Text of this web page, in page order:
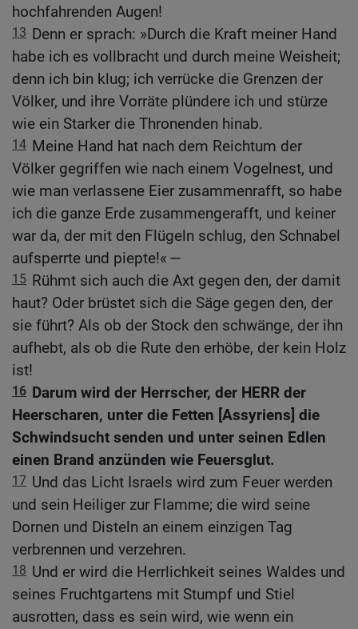
hochfahrenden Augen!
13 Denn er sprach: »Durch die Kraft meiner Hand
habe ich es vollbracht und durch meine Weisheit;
denn ich bin klug; ich verrücke die Grenzen der
Völker, und ihre Vorräte plündere ich und stürze
wie ein Starker die Thronenden hinab.
14 Meine Hand hat nach dem Reichtum der
Völker gegriffen wie nach einem Vogelnest, und
wie man verlassene Eier zusammenrafft, so habe
ich die ganze Erde zusammengerafft, und keiner
war da, der mit den Flügeln schlug, den Schnabel
aufsperrte und piepte!« —
15 Rühmt sich auch die Axt gegen den, der damit
haut? Oder brüstet sich die Säge gegen den, der
sie führt? Als ob der Stock den schwänge, der ihn
aufhebt, als ob die Rute den erhöbe, der kein Holz
ist!
16 Darum wird der Herrscher, der HERR der
Heerscharen, unter die Fetten [Assyriens] die
Schwindsucht senden und unter seinen Edlen
einen Brand anzünden wie Feuersglut.
17 Und das Licht Israels wird zum Feuer werden
und sein Heiliger zur Flamme; die wird seine
Dornen und Disteln an einem einzigen Tag
verbrennen und verzehren.
18 Und er wird die Herrlichkeit seines Waldes und
seines Fruchtgartens mit Stumpf und Stiel
ausrotten, dass es sein wird, wie wenn ein